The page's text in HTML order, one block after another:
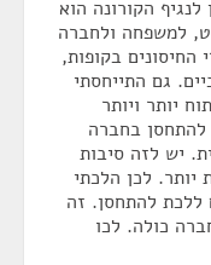
הקורונה הוא
למשפחה ולחברה
בקופות,
גם התייחסתי
יותר ויותר
להתחסן בחברה
יש לזה סיבות
יותר. לכן הלכתי
ללכת להתחסן. זה
כולה. לכו